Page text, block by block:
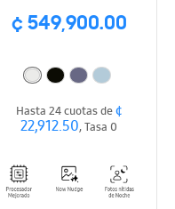
¢ 549,900.00
Hasta 24 cuotas de¢
22,912.50, Tasa 0